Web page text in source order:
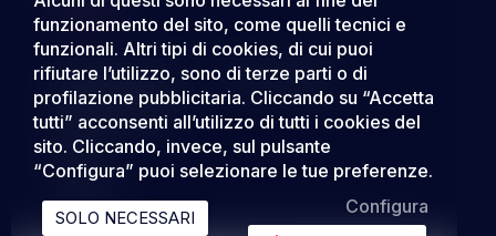
funzionamento del sito, come quelli tecnici e
funzionali. Altri tipi di cookies, di cui puoi
rifiutare l’utilizzo, sono di terze parti o di
profilazione pubblicitaria. Cliccando su “Accetta
tutti” acconsenti all’utilizzo di tutti i cookies del
sito. Cliccando, invece, sul pulsante
“Configura” puoi selezionare le tue preferenze.
SOLO NECESSARI
Configura
AZIENDA
Pubblica annuncio |
Trova Candidati
Registra Azienda
Login
Contatti